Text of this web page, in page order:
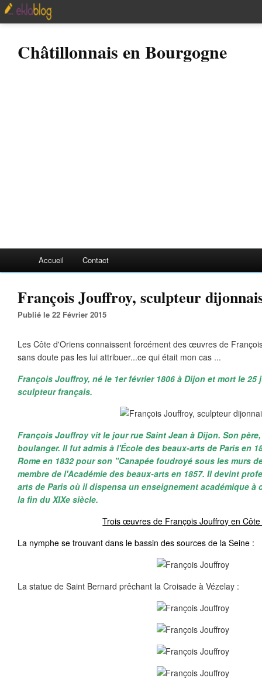
Châtillonnais en Bourgogne
Accueil Contact
François Jouffroy, sculpteur
Publié le 22 Février 2015
Les Côte d'Oriens connaissent forcément des œuvres de
sans doute pas les lui attribuer...ce qui était mon cas ...
François Jouffroy, né le 1er février 1806 à Dijon et mort le 25
sculpteur français.
François Jouffroy vit le jour rue Saint Jean à Dijon. Son
boulanger. Il fut admis à l'École des beaux-arts de Paris en
Rome en 1832 pour son "Canapée foudroyé sous les murs
membre de l'Académie des beaux-arts en 1857. Il devint
arts de Paris où il dispensa un enseignement académique à
la fin du XIXe siècle.
Trois œuvres de François Jouffroy en
La nymphe se trouvant dans le bassin des sources de la Seine :
La statue de Saint Bernard prêchant la Croisade à Vézelay :